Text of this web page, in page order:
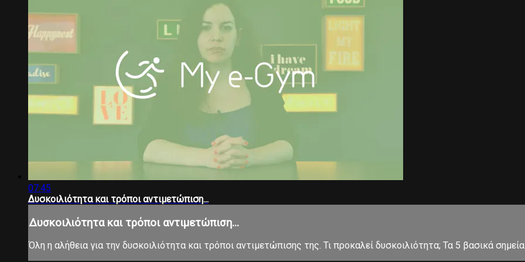
07:45
Δυσκοιλιότητα και τρόποι αντιμετώπιση...
Δυσκοιλιότητα και τρόποι αντιμετώπιση...
Όλη η αλήθεια για την δυσκοιλιότητα και τρόποι αντιμετώπισης της. Τι προκαλεί δυσκοιλιότητα; Τα 5 βασικά